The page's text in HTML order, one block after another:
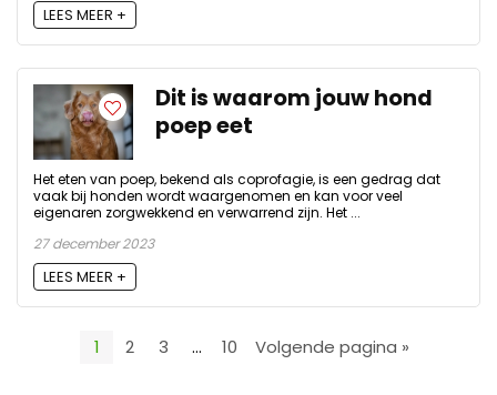
LEES MEER +
Dit is waarom jouw hond
poep eet
Het eten van poep, bekend als coprofagie, is een gedrag dat
vaak bij honden wordt waargenomen en kan voor veel
eigenaren zorgwekkend en verwarrend zijn. Het ...
27 december 2023
LEES MEER +
1 2 3 … 10 Volgende pagina »